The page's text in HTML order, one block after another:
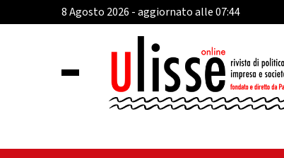
8 Agosto 2026 - aggiornato alle 07:44